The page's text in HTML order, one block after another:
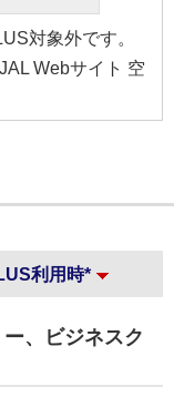
対象外です。
Webサイト 空
利用時*
、ビジネスク